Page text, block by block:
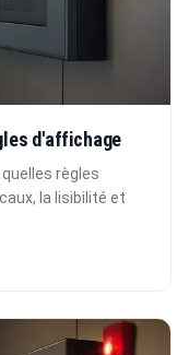
d'affichage
règles
la lisibilité et